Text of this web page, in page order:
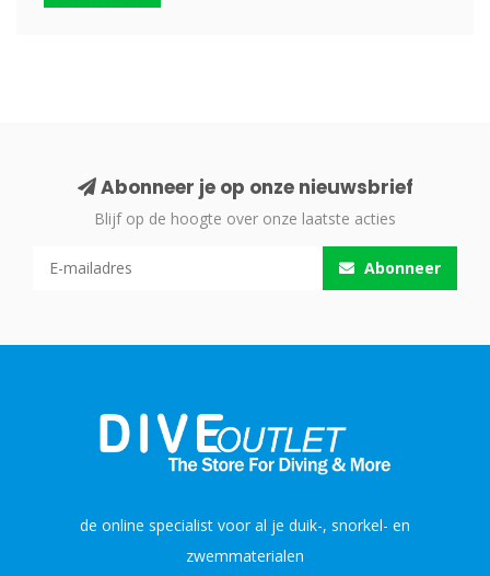
Abonneer je op onze nieuwsbrief
Blijf op de hoogte over onze laatste acties
Abonneer
de online specialist voor al je duik-, snorkel- en
zwemmaterialen